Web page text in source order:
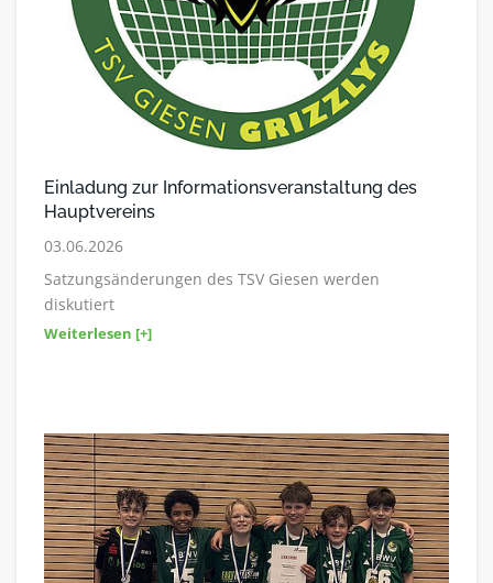
Einladung zur Informationsveranstaltung des
Hauptvereins
03.06.2026
Satzungsänderungen des TSV Giesen werden
diskutiert
Weiterlesen [+]